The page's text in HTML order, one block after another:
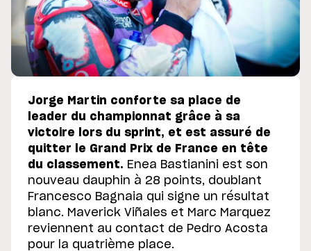
Jorge Martin conforte sa place de
leader du championnat grâce à sa
victoire lors du sprint, et est assuré de
quitter le Grand Prix de France en tête
du classement. Enea Bastianini est son
nouveau dauphin à 28 points, doublant
Francesco Bagnaia qui signe un résultat
blanc. Maverick Viñales et Marc Marquez
reviennent au contact de Pedro Acosta
pour la quatrième place.